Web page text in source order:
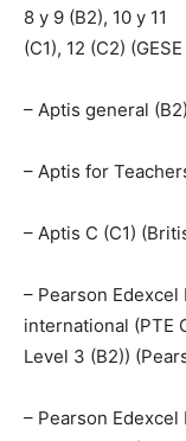
8 y 9 (B2), 10 y 11
(C1), 12 (C2)
– Aptis general
– Aptis for
– Aptis C (C1)
– Pearson Edexcel
international (PTE
Level 3 (B2))
– Pearson Edexcel